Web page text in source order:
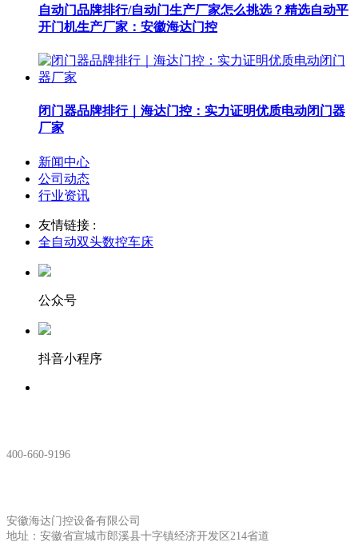
自动门品牌排行/自动门生产厂家怎么挑选？精选自动平
开门机生产厂家：安徽海达门控
闭门器品牌排行｜海达门控：实力证明优质电动闭门器
厂家
新闻中心
公司动态
行业资讯
友情链接 :
全自动双头数控车床
公众号
抖音小程序
400-660-9196
安徽海达门控设备有限公司
地址：安徽省宣城市郎溪县十字镇经济开发区214省道